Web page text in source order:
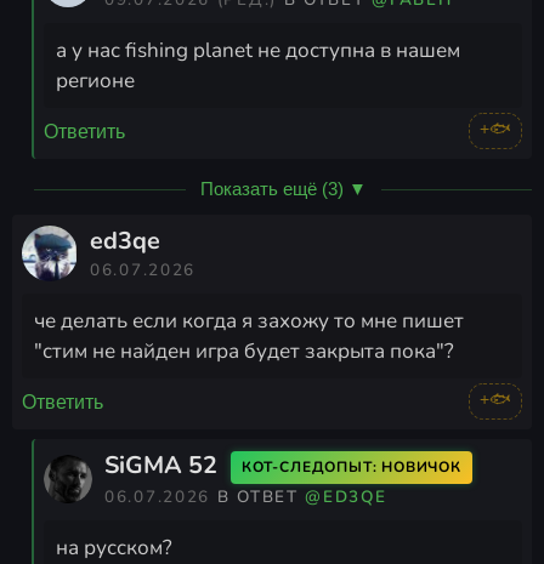
а у нас fishing planet не доступна в нашем
регионе
Ответить +🐟
Показать ещё (3) ▼
ed3qe
06.07.2026
че делать если когда я захожу то мне пишет
"стим не найден игра будет закрыта пока"?
Ответить +🐟
SiGMA 52 КОТ-СЛЕДОПЫТ: НОВИЧОК
06.07.2026 В ОТВЕТ@ED3QE
на русском?